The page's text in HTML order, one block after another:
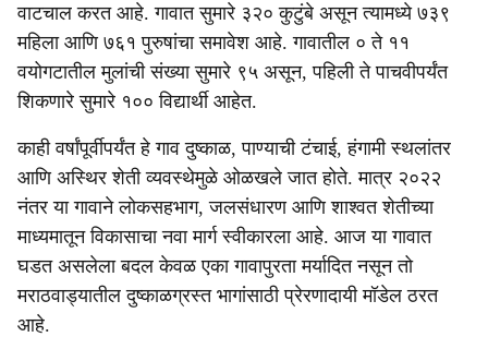
वाटचाल करत आहे. गावात सुमारे ३२० कुटुंबे असून त्यामध्ये ७३९
महिला आणि ७६१ पुरुषांचा समावेश आहे. गावातील ० ते ११
वयोगटातील मुलांची संख्या सुमारे ९५ असून, पहिली ते पाचवीपर्यंत
शिकणारे सुमारे १०० विद्यार्थी आहेत.
काही वर्षांपूर्वीपर्यंत हे गाव दुष्काळ, पाण्याची टंचाई, हंगामी स्थलांतर
आणि अस्थिर शेती व्यवस्थेमुळे ओळखले जात होते. मात्र २०२२
नंतर या गावाने लोकसहभाग, जलसंधारण आणि शाश्वत शेतीच्या
माध्यमातून विकासाचा नवा मार्ग स्वीकारला आहे. आज या गावात
घडत असलेला बदल केवळ एका गावापुरता मर्यादित नसून तो
मराठवाड्यातील दुष्काळग्रस्त भागांसाठी प्रेरणादायी मॉडेल ठरत
आहे.